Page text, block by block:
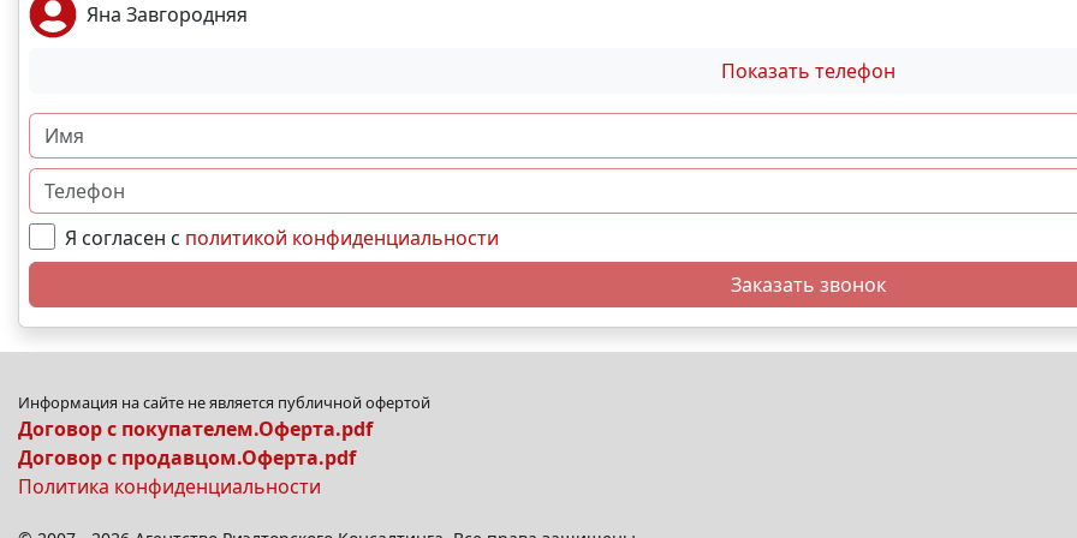
Яна Завгородняя
Показать телефон
Я согласен с политикой конфиденциальности
Заказать звонок
Информация на сайте не является публичной офертой
Договор с покупателем.Оферта.pdf
Договор с продавцом.Оферта.pdf
Политика конфиденциальности